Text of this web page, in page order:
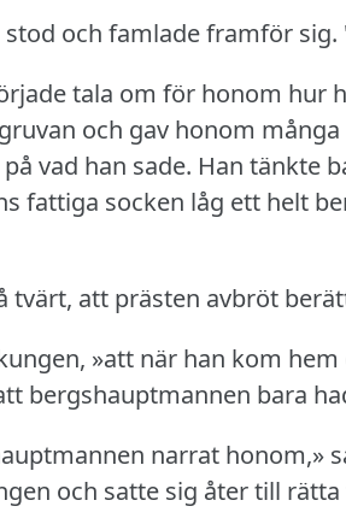
stod och famlade framför sig.
tala om för honom hur
och gav honom
vad han sade. Han tänkte
fattiga socken låg ett helt
tvärt, att prästen avbröt
»att när han kom
bergshauptmannen bara
narrat honom,»
och satte sig åter till